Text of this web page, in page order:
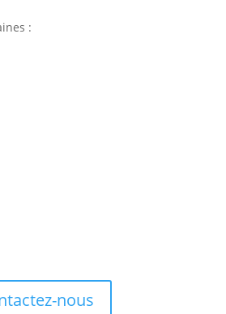
:
nous